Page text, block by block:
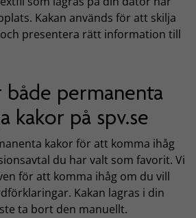
Kakan används för att skilja
presentera rätt information till
både permanenta
kakor på spv.se
kakor för att komma ihåg
du har valt som favorit. Vi
för att komma ihåg om du vill
Kakan lagras i din
ta bort den manuellt.